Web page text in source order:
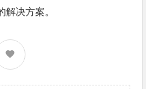
解决方案。